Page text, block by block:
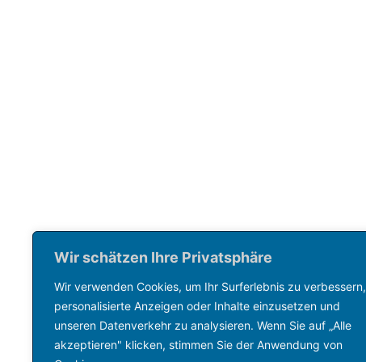
Wir schätzen Ihre Privatsphäre
Wir verwenden Cookies, um Ihr Surferlebnis zu verbessern,
personalisierte Anzeigen oder Inhalte einzusetzen und
unseren Datenverkehr zu analysieren. Wenn Sie auf „Alle
akzeptieren" klicken, stimmen Sie der Anwendung von